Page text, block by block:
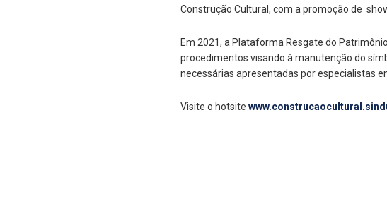
Construção Cultural, com a promoção de
Em 2021, a Plataforma Resgate do
procedimentos visando à manutenção do
necessárias apresentadas por especialistas
Visite o hotsite